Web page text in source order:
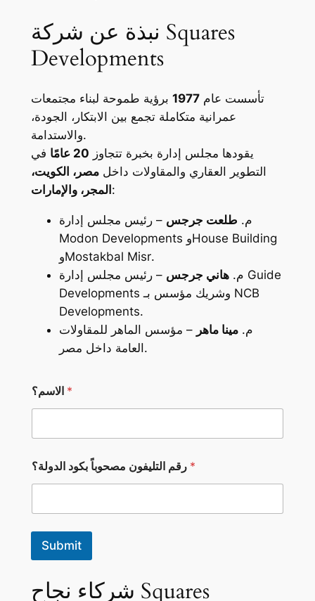
نبذة عن شركة Squares
Developments
تأسست عام1977 برؤية طموحة لبناء مجتمعات
عمرانية متكاملة تجمع بين الابتكار، الجودة،
والاستدامة.
يقودها مجلس إدارة بخبرة تتجاوز 20 عامًا
في
التطوير العقاري والمقاولات داخلمصر، الكويت،
المجر، والإمارات :
م. طلعت جرجس – رئيس مجلس إدارة
Modon Developments وHouse Building
وMostakbal Misr.
م.هاني جرجس
Guide
Developments
NCB
Developments.
م.مينا ماهر – مؤسس الماهر للمقاولات
العامة داخل مصر.
الاسم؟ *
ص
ح
ب
م
ح
ب
رقم التليفون مصحوباً بكود الدولة؟ *
Submit
شركاء نجاح Squares